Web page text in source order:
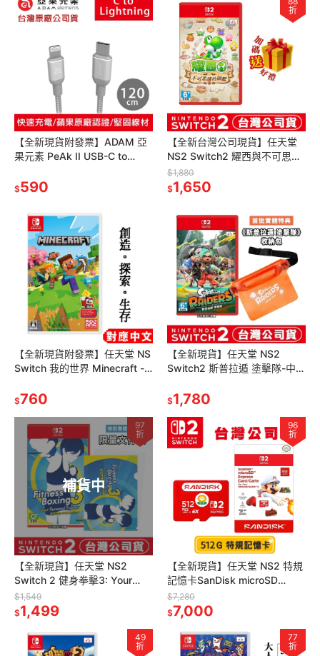
【全新現貨附發票】ADAM 亞
果元素 PeAk II USB-C to
輸線
$590
折
【全新台灣公司現貨】任天堂
NS2 Switch2 耀西與不可思議
的圖鑑 -中文版 [夢遊館] 瑪利
歐
$1,880
$1,650
【全新現貨附發票】任天堂 NS
Switch 我的世界 Minecraft -
麥塊
$760
【全新現貨】任天堂 NS2
Switch2 斯普拉遁 塗擊隊-中文
Splatoon
$1,780
補貨中
97
折
【全新現貨】任天堂 NS2
Switch 2 健身拳擊3: Your
Personal Trainer -中文版
$1,549
$1,499
96
折
【全新現貨】任天堂 NS2 特規
記憶卡SanDisk microSD
Express 512G[夢遊館]
$7,280
$7,000
49
折
77
折